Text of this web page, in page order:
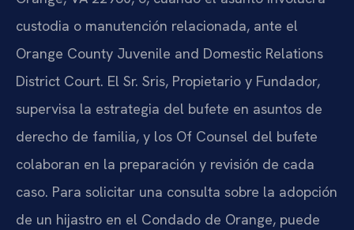
custodia o manutención relacionada, ante el
Orange County Juvenile and Domestic Relations
District Court. El Sr. Sris, Propietario y Fundador,
supervisa la estrategia del bufete en asuntos de
derecho de familia, y los Of Counsel del bufete
colaboran en la preparación y revisión de cada
caso. Para solicitar una consulta sobre la adopción
de un hijastro en el Condado de Orange, puede